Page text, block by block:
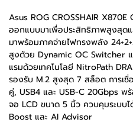
Asus ROG CROSSHAIR X870E
ออกแบบมาเพื่อประสิทธิภาพสูงสุดแ
มาพร้อมภาคจ่ายไฟทรงพลัง
สูงด้วย Dynamic OC Switcher
แรมด้วยเทคโนโลยี NitroPath
รองรับ M.2 สูงสุด 7 สล็อต การเ
คู่, USB4 และ USB-C 20Gbps
จอ LCD ขนาด 5 นิ้ว ควบคุมระบบ
Boost และ AI Advisor